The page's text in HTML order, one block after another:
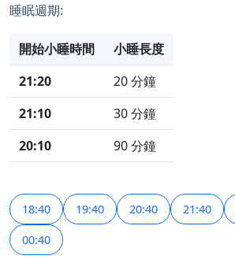
睡眠週期:
開始小睡時間
小睡長度
21:20
20 分鐘
21:10
30 分鐘
20:10
90 分鐘
18:40 19:40 20:40 21:40
00:40